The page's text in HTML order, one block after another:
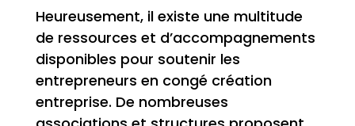
Heureusement, il existe une multitude
de ressources et d’accompagnements
disponibles pour soutenir les
entrepreneurs en congé création
entreprise. De nombreuses